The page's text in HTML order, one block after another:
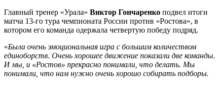
Главный тренер «Урала» Виктор Гончаренко подвел итоги
матча 13-го тура чемпионата России против «Ростова», в
котором его команда одержала четвертую победу подряд.
«Была очень эмоциональная игра с большим количеством
единоборств. Очень хорошее движение показали две команды.
И мы, и «Ростов» прекрасно понимали, что делать. Мы
понимали, что нам нужно очень хорошо собирать подборы.